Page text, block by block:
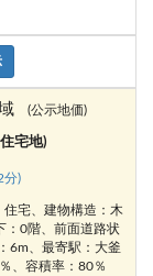
(公示地価)
宅地)
分)
宅、建物構造：木
：0階、前面道路状
6m、最寄駅：大釜
、容積率：80％